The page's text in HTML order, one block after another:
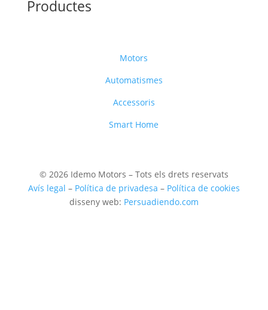
Productes
Motors
Automatismes
Accessoris
Smart Home
© 2026 Idemo Motors – Tots els drets reservats
Avís legal – Política de privadesa – Política de cookies
disseny web: Persuadiendo.com